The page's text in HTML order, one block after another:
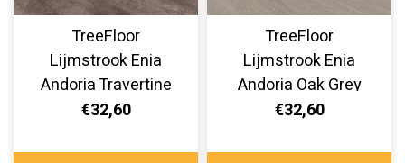
TreeFloor
Lijmstrook Enia
Andoria Travertine
Storm AND32150-
€32,60
TreeFloor
Lijmstrook Enia
Andoria Oak Grey
Light AND32150-
€32,60